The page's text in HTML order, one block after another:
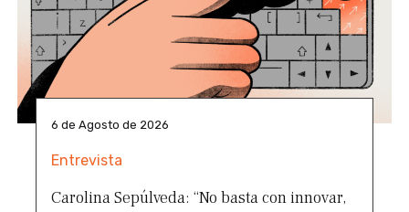
6 de Agosto de 2026
Entrevista
Carolina Sepúlveda: “No basta con innovar,